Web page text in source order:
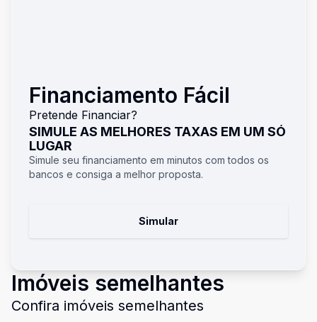
Financiamento Fácil
Pretende Financiar?
SIMULE AS MELHORES TAXAS EM UM SÓ
LUGAR
Simule seu financiamento em minutos com todos os
bancos e consiga a melhor proposta.
Simular
Imóveis semelhantes
Confira imóveis semelhantes